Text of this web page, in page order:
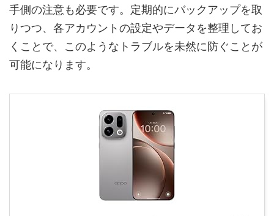
手側の注意も必要です。定期的にバックアップを取
りつつ、各アカウントの設定やデータを整理してお
くことで、このようなトラブルを未然に防ぐことが
可能になります。